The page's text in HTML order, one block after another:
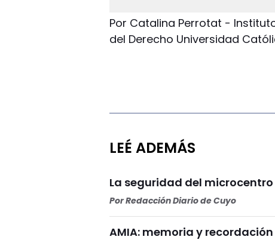
Por Catalina Perrotat -
del Derecho Universidad
LEÉ ADEMÁS
La seguridad del
PorRedacción Diario de Cuyo
AMIA: memoria y